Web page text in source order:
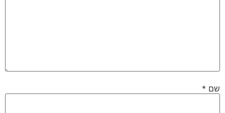
שם *